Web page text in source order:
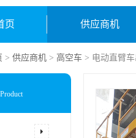
页 供应商机
> 供应商机 > 高空车 > 电动直臂
Product